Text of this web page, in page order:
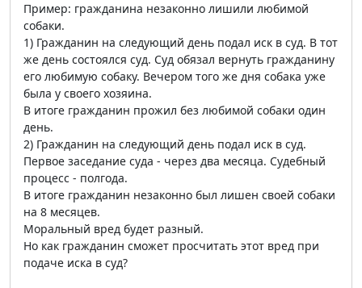
Пример: гражданина незаконно лишили любимой
собаки.
1) Гражданин на следующий день подал иск в суд. В тот
же день состоялся суд. Суд обязал вернуть гражданину
его любимую собаку. Вечером того же дня собака уже
была у своего хозяина.
В итоге гражданин прожил без любимой собаки один
день.
2) Гражданин на следующий день подал иск в суд.
Первое заседание суда - через два месяца. Судебный
процесс - полгода.
В итоге гражданин незаконно был лишен своей собаки
на 8 месяцев.
Моральный вред будет разный.
Но как гражданин сможет просчитать этот вред при
подаче иска в суд?